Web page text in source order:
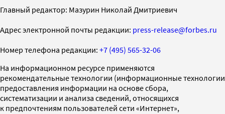
Главный редактор: Мазурин Николай Дмитриевич
Адрес электронной почты редакции: press-release@forbes.ru
Номер телефона редакции: +7 (495) 565-32-06
На информационном ресурсе применяются
рекомендательные технологии (информационные технологии
предоставления информации на основе сбора,
систематизации и анализа сведений, относящихся
к предпочтениям пользователей сети «Интернет»,